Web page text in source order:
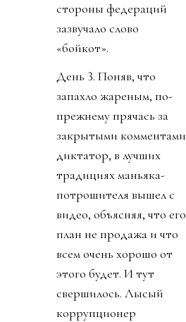
стороны федераций
зазвучало слово
«бойкот».
День 3. Поняв, что
запахло жареным, по-
прежнему прячась за
закрытыми комментами
диктатор, в лучших
традициях маньяка-
потрошителя вышел с
видео, объясняя, что его
план не продажа и что
всем очень хорошо от
этого будет. И тут
свершилось. Лысый
коррупционер